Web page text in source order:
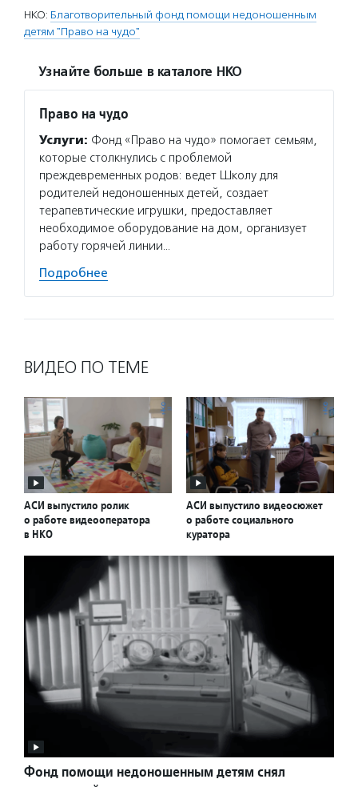
НКО: Благотворительный фонд помощи недоношенным
детям "Право на чудо"
Узнайте больше в каталоге НКО
Право на чудо
Услуги: Фонд «Право на чудо» помогает семьям,
которые столкнулись с проблемой
преждевременных родов: ведет Школу для
родителей недоношенных детей, создает
терапевтические игрушки, предоставляет
необходимое оборудование на дом, организует
работу горячей линии…
Подробнее
ВИДЕО ПО ТЕМЕ
АСИ выпустило ролик
о работе видеооператора
в НКО
АСИ выпустило видеосюжет
о работе социального
куратора
Фонд помощи недоношенным детям снял